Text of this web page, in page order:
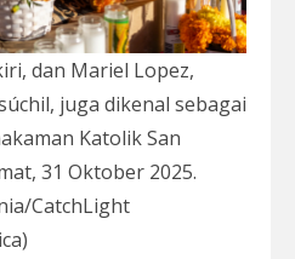
dan Mariel Lopez,
juga dikenal sebagai
Katolik San
31 Oktober 2025.
CatchLight